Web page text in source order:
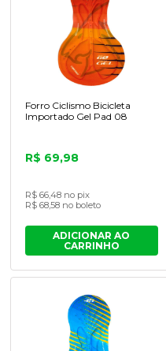
Forro Ciclismo Bicicleta
Importado Gel Pad 08
R$ 69,98
R$ 66,48 no pix
R$ 68,58 no boleto
ADICIONAR AO
CARRINHO